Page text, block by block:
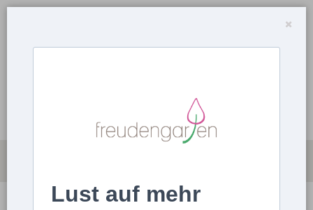
Lust auf mehr